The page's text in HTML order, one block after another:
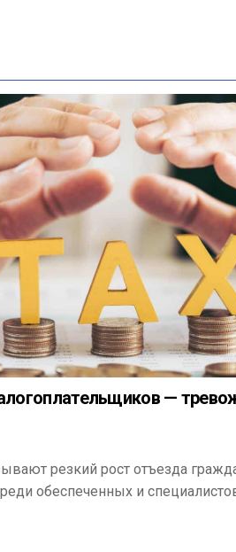
—
резкий рост отъезда
обеспеченных и